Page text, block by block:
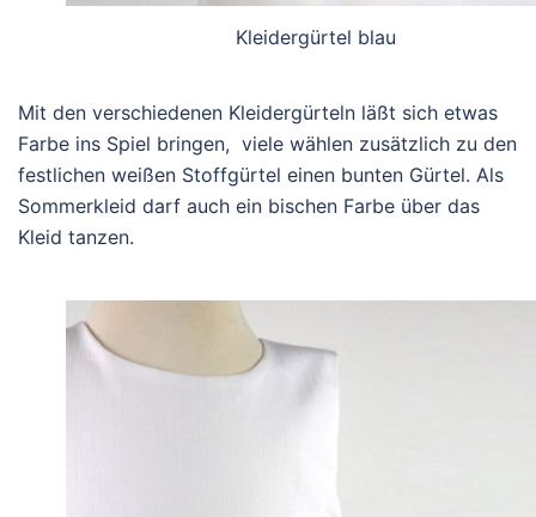
Kleidergürtel blau
Mit den verschiedenen Kleidergürteln läßt sich etwas
Farbe ins Spiel bringen, viele wählen zusätzlich zu den
festlichen weißen Stoffgürtel einen bunten Gürtel. Als
Sommerkleid darf auch ein bischen Farbe über das
Kleid tanzen.